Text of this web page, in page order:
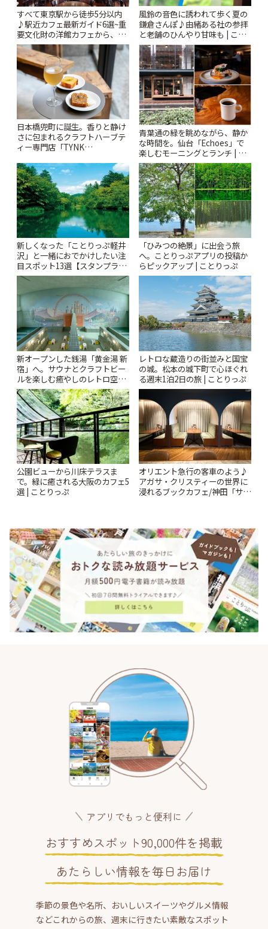
すべて東京駅から徒歩5分以内
♪駅近カフェ最新ガイド6選~重
要文化財の洋館カフェから、改
札すぐのレトロ喫茶まで~ | こと
りっぷ
風鈴の音色に誘われて歩く夏の
鎌倉さんぽ♪由緒ある社の参拝
と老舗のひんやり甘味も | こと
りっぷ
日本橋兜町に誕生。香りと静け
さに包まれるクラフトハーブテ
ィー専門店「TYNK
青葉通の緑を眺めながら、静か
な時間を。仙台「Echoes」で
楽しむモーニングとランチ | こ
とりっぷ
新しくなった「ことりっぷ軽井
沢」と一緒におでかけしたい注
目スポット13選【スタンプラリ
ー開催中】 | ことりっぷ
「ひみつの絶景」に出会う旅
へ。ことりっぷアプリの投稿か
らピックアップ | ことりっぷ
新オープンした銭湯「黄金湯 新
宿」へ。サウナとクラフトビー
ルを楽しむ癒やしのレトロ空間
| ことりっぷ
レトロな蔵造りの街並みと国宝
の城。松本の城下町で心ほぐれ
る週末1泊2日の旅 | ことりっぷ
公園ビューから川床テラスま
で。緑に癒される大阪のカフェ5
選 | ことりっぷ
オリエント急行の客車のよう♪
アガサ・クリスティーの世界に
浸れるブックカフェ/神田「サロ
アプリでもっと便利に
おすすめスポット90,000件を掲載
あたらしい情報を毎日お届け
季節の景色や名所、おいしいスイーツやグルメ情報
などこれからの旅、週末に行きたい素敵なスポット